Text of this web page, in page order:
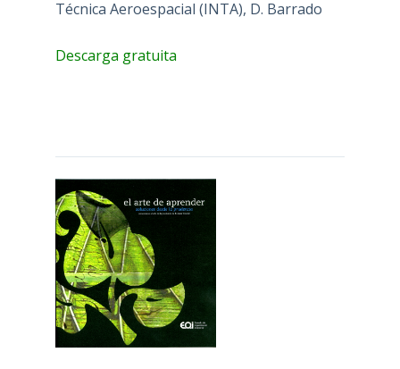
Técnica Aeroespacial (INTA), D. Barrado
Descarga gratuita